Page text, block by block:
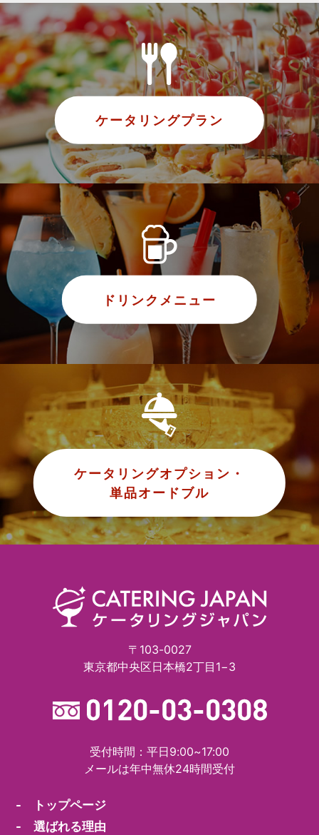
ケータリングプラン
ドリンクメニュー
ケータリングオプション・
単品オードブル
〒103-0027
東京都中央区日本橋2丁目1−3
受付時間：平日9:00~17:00
メールは年中無休24時間受付
- トップページ
- 選ばれる理由